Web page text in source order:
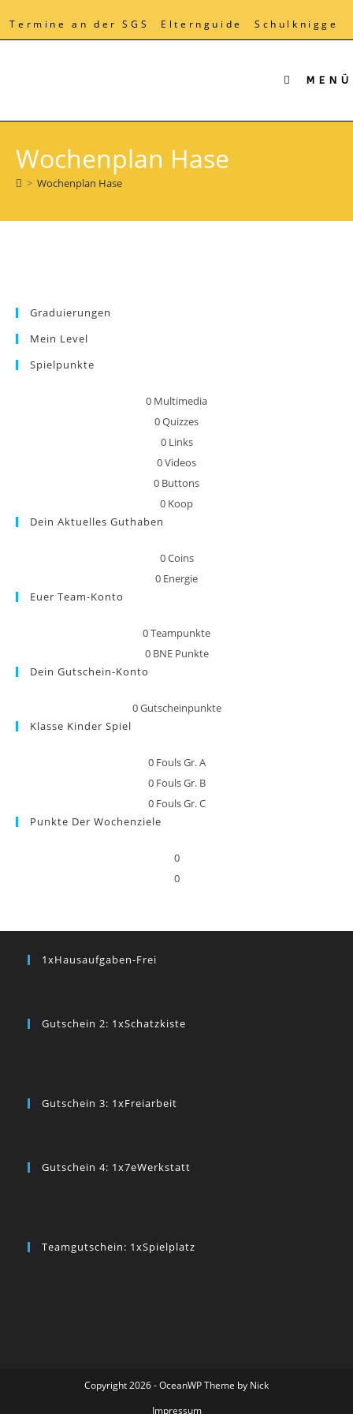
springen
Termine an der SGS Elternguide Schulknigge
MENÜ
Wochenplan Hase
> Wochenplan Hase
Graduierungen
Mein Level
Spielpunkte
0 Multimedia
0Quizzes
0 Links
0Videos
0 Buttons
0 Koop
Dein Aktuelles Guthaben
0Coins
0 Energie
Euer Team-Konto
0Teampunkte
0 BNE Punkte
Dein Gutschein-Konto
0Gutscheinpunkte
Klasse Kinder Spiel
0 Fouls Gr. A
0 Fouls Gr. B
0 Fouls Gr. C
Punkte Der Wochenziele
0
0
1xHausaufgaben-Frei
Gutschein 2: 1xSchatzkiste
Gutschein 3: 1xFreiarbeit
Gutschein 4: 1x7eWerkstatt
Teamgutschein: 1xSpielplatz
Copyright 2026 - OceanWP Theme by Nick
Impressum